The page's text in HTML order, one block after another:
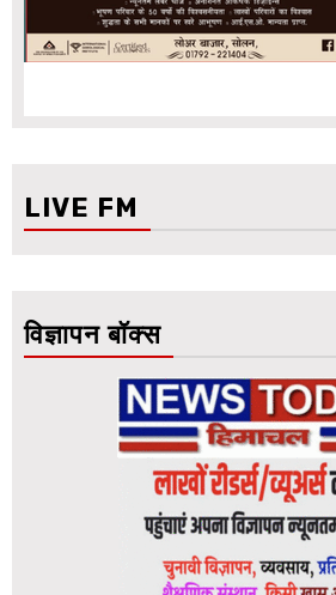
LIVE FM
विज्ञापन बॉक्स